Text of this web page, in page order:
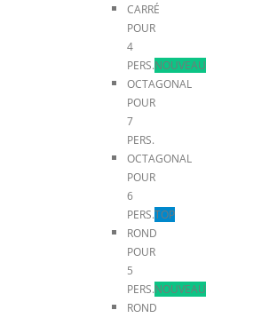
CARRÉ
POUR
4
PERS.NOUVEAU
OCTAGONAL
POUR
7
PERS.
OCTAGONAL
POUR
6
PERS.TOP
ROND
POUR
5
PERS.NOUVEAU
ROND